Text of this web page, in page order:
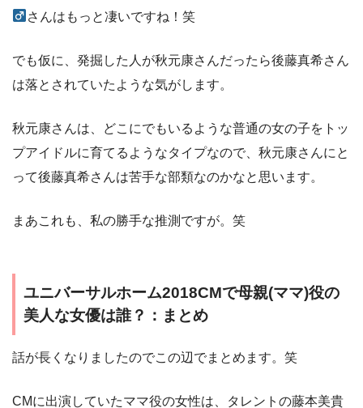
さんはもっと凄いですね！笑
でも仮に、発掘した人が秋元康さんだったら後藤真希さん
は落とされていたような気がします。
秋元康さんは、どこにでもいるような普通の女の子をトッ
プアイドルに育てるようなタイプなので、秋元康さんにと
って後藤真希さんは苦手な部類なのかなと思います。
まあこれも、私の勝手な推測ですが。笑
ユニバーサルホーム2018CMで母親(ママ)役の
美人な女優は誰？：まとめ
話が長くなりましたのでこの辺でまとめます。笑
CMに出演していたママ役の女性は、タレントの藤本美貴